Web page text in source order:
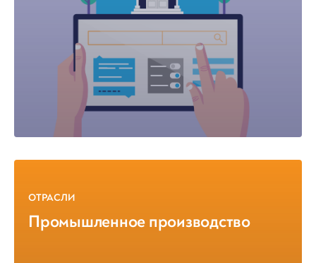
ОТРАСЛИ
Промышленное производство